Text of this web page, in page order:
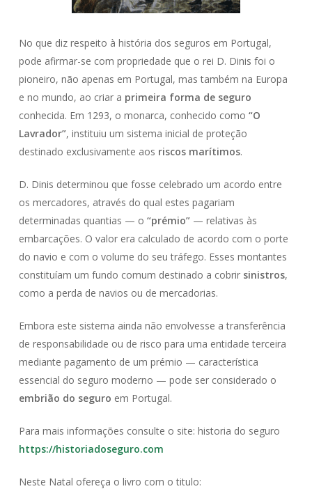
No que diz respeito à história dos seguros em Portugal,
pode afirmar-se com propriedade que o rei D. Dinis foi o
pioneiro, não apenas em Portugal, mas também na Europa
e no mundo, ao criar a primeira forma de seguro
conhecida. Em 1293, o monarca, conhecido como “O
Lavrador”, instituiu um sistema inicial de proteção
destinado exclusivamente aos riscos marítimos.
D. Dinis determinou que fosse celebrado um acordo entre
os mercadores, através do qual estes pagariam
determinadas quantias — o “prémio”— relativas às
embarcações. O valor era calculado de acordo com o porte
do navio e com o volume do seu tráfego. Esses montantes
constituíam um fundo comum destinado a cobrir sinistros,
como a perda de navios ou de mercadorias.
Embora este sistema ainda não envolvesse a transferência
de responsabilidade ou de risco para uma entidade terceira
mediante pagamento de um prémio — característica
essencial do seguro moderno — pode ser considerado o
embrião do seguro em Portugal.
Para mais informações consulte o site: historia do seguro
https://historiadoseguro.com
Neste Natal ofereça o livro com o titulo: